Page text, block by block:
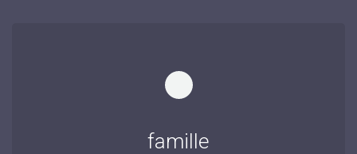
famille